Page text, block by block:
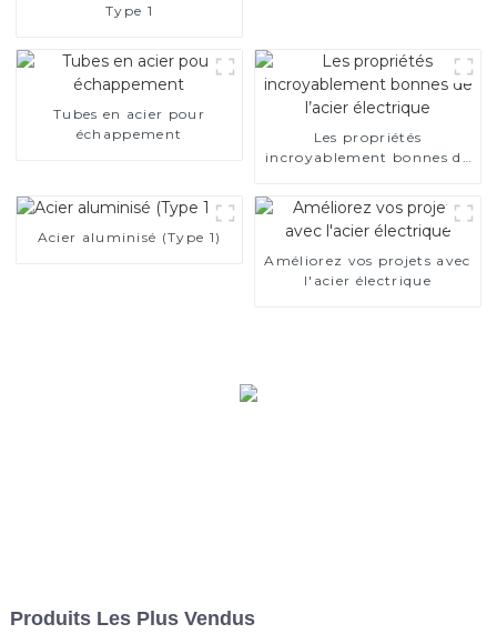
Type 1
Tubes en acier pour
échappement
Les propriétés
incroyablement bonnes de
Acier aluminisé (Type 1)
Améliorez vos projets avec
l'acier électrique
Produits Les Plus Vendus